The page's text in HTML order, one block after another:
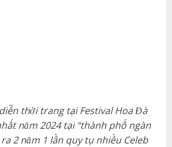
thời trang tại Festival Hoa Đà
năm 2024 tại “thành phố ngàn
2 năm 1 lần quy tụ nhiều Celeb